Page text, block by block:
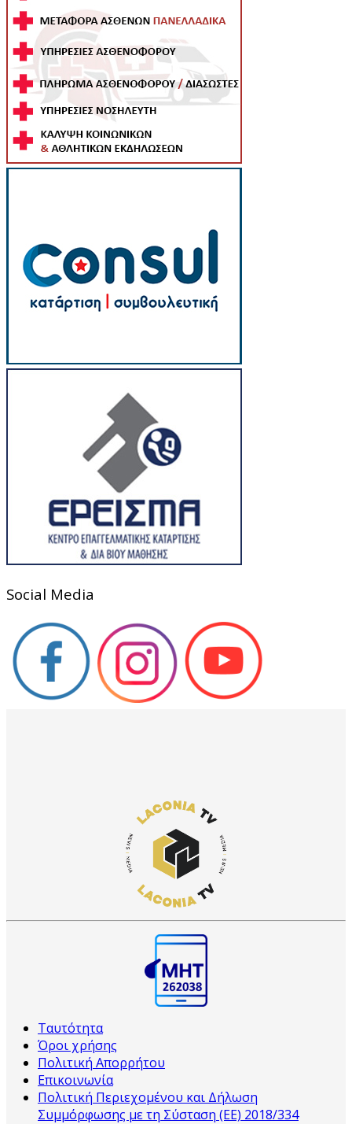
Social Media
Ταυτότητα
Όροι χρήσης
Πολιτική Απορρήτου
Επικοινωνία
Πολιτική Περιεχομένου και Δήλωση
Συμμόρφωσης με τη Σύσταση (ΕΕ) 2018/334